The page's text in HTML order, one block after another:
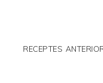
RECEPTES